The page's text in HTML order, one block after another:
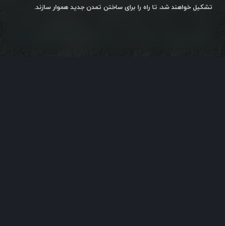
تشکیل خواهند شد، تا راه را برای ساختن تمدن جدید هموار سازند.